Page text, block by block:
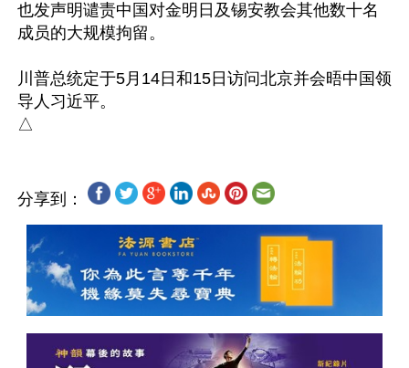
也发声明谴责中国对金明日及锡安教会其他数十名
成员的大规模拘留。
川普总统定于5月14日和15日访问北京并会晤中国领
导人习近平。
分享到：